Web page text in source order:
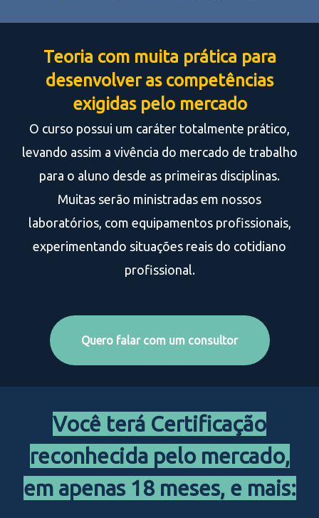
Teoria com muita prática para
desenvolver as competências
exigidas pelo mercado
O curso possui um caráter totalmente prático,
levando assim a vivência do mercado de trabalho
para o aluno desde as primeiras disciplinas.
Muitas serão ministradas em nossos
laboratórios, com equipamentos profissionais,
experimentando situações reais do cotidiano
profissional.
Quero falar com um consultor
Você terá Certificação
reconhecida pelo mercado,
em apenas 18 meses, e mais: